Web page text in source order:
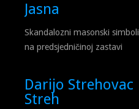
Jasna
Skandalozni masonski simboli
na predsjedničinoj zastavi
Darijo Strehovac
Streh